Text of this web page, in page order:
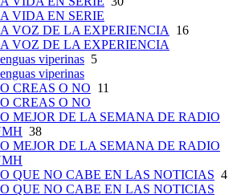
VIDA EN SERIE
VOZ DE LA EXPERIENCIA
16
VOZ DE LA EXPERIENCIA
viperinas 5
viperinas
CREAS O NO 11
CREAS O NO
MEJOR DE LA SEMANA DE RADIO
38
MEJOR DE LA SEMANA DE RADIO
QUE NO CABE EN LAS NOTICIAS 4
QUE NO CABE EN LAS NOTICIAS